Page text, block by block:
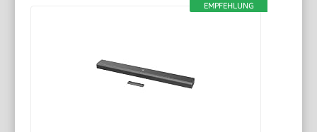
EMPFEHLUNG